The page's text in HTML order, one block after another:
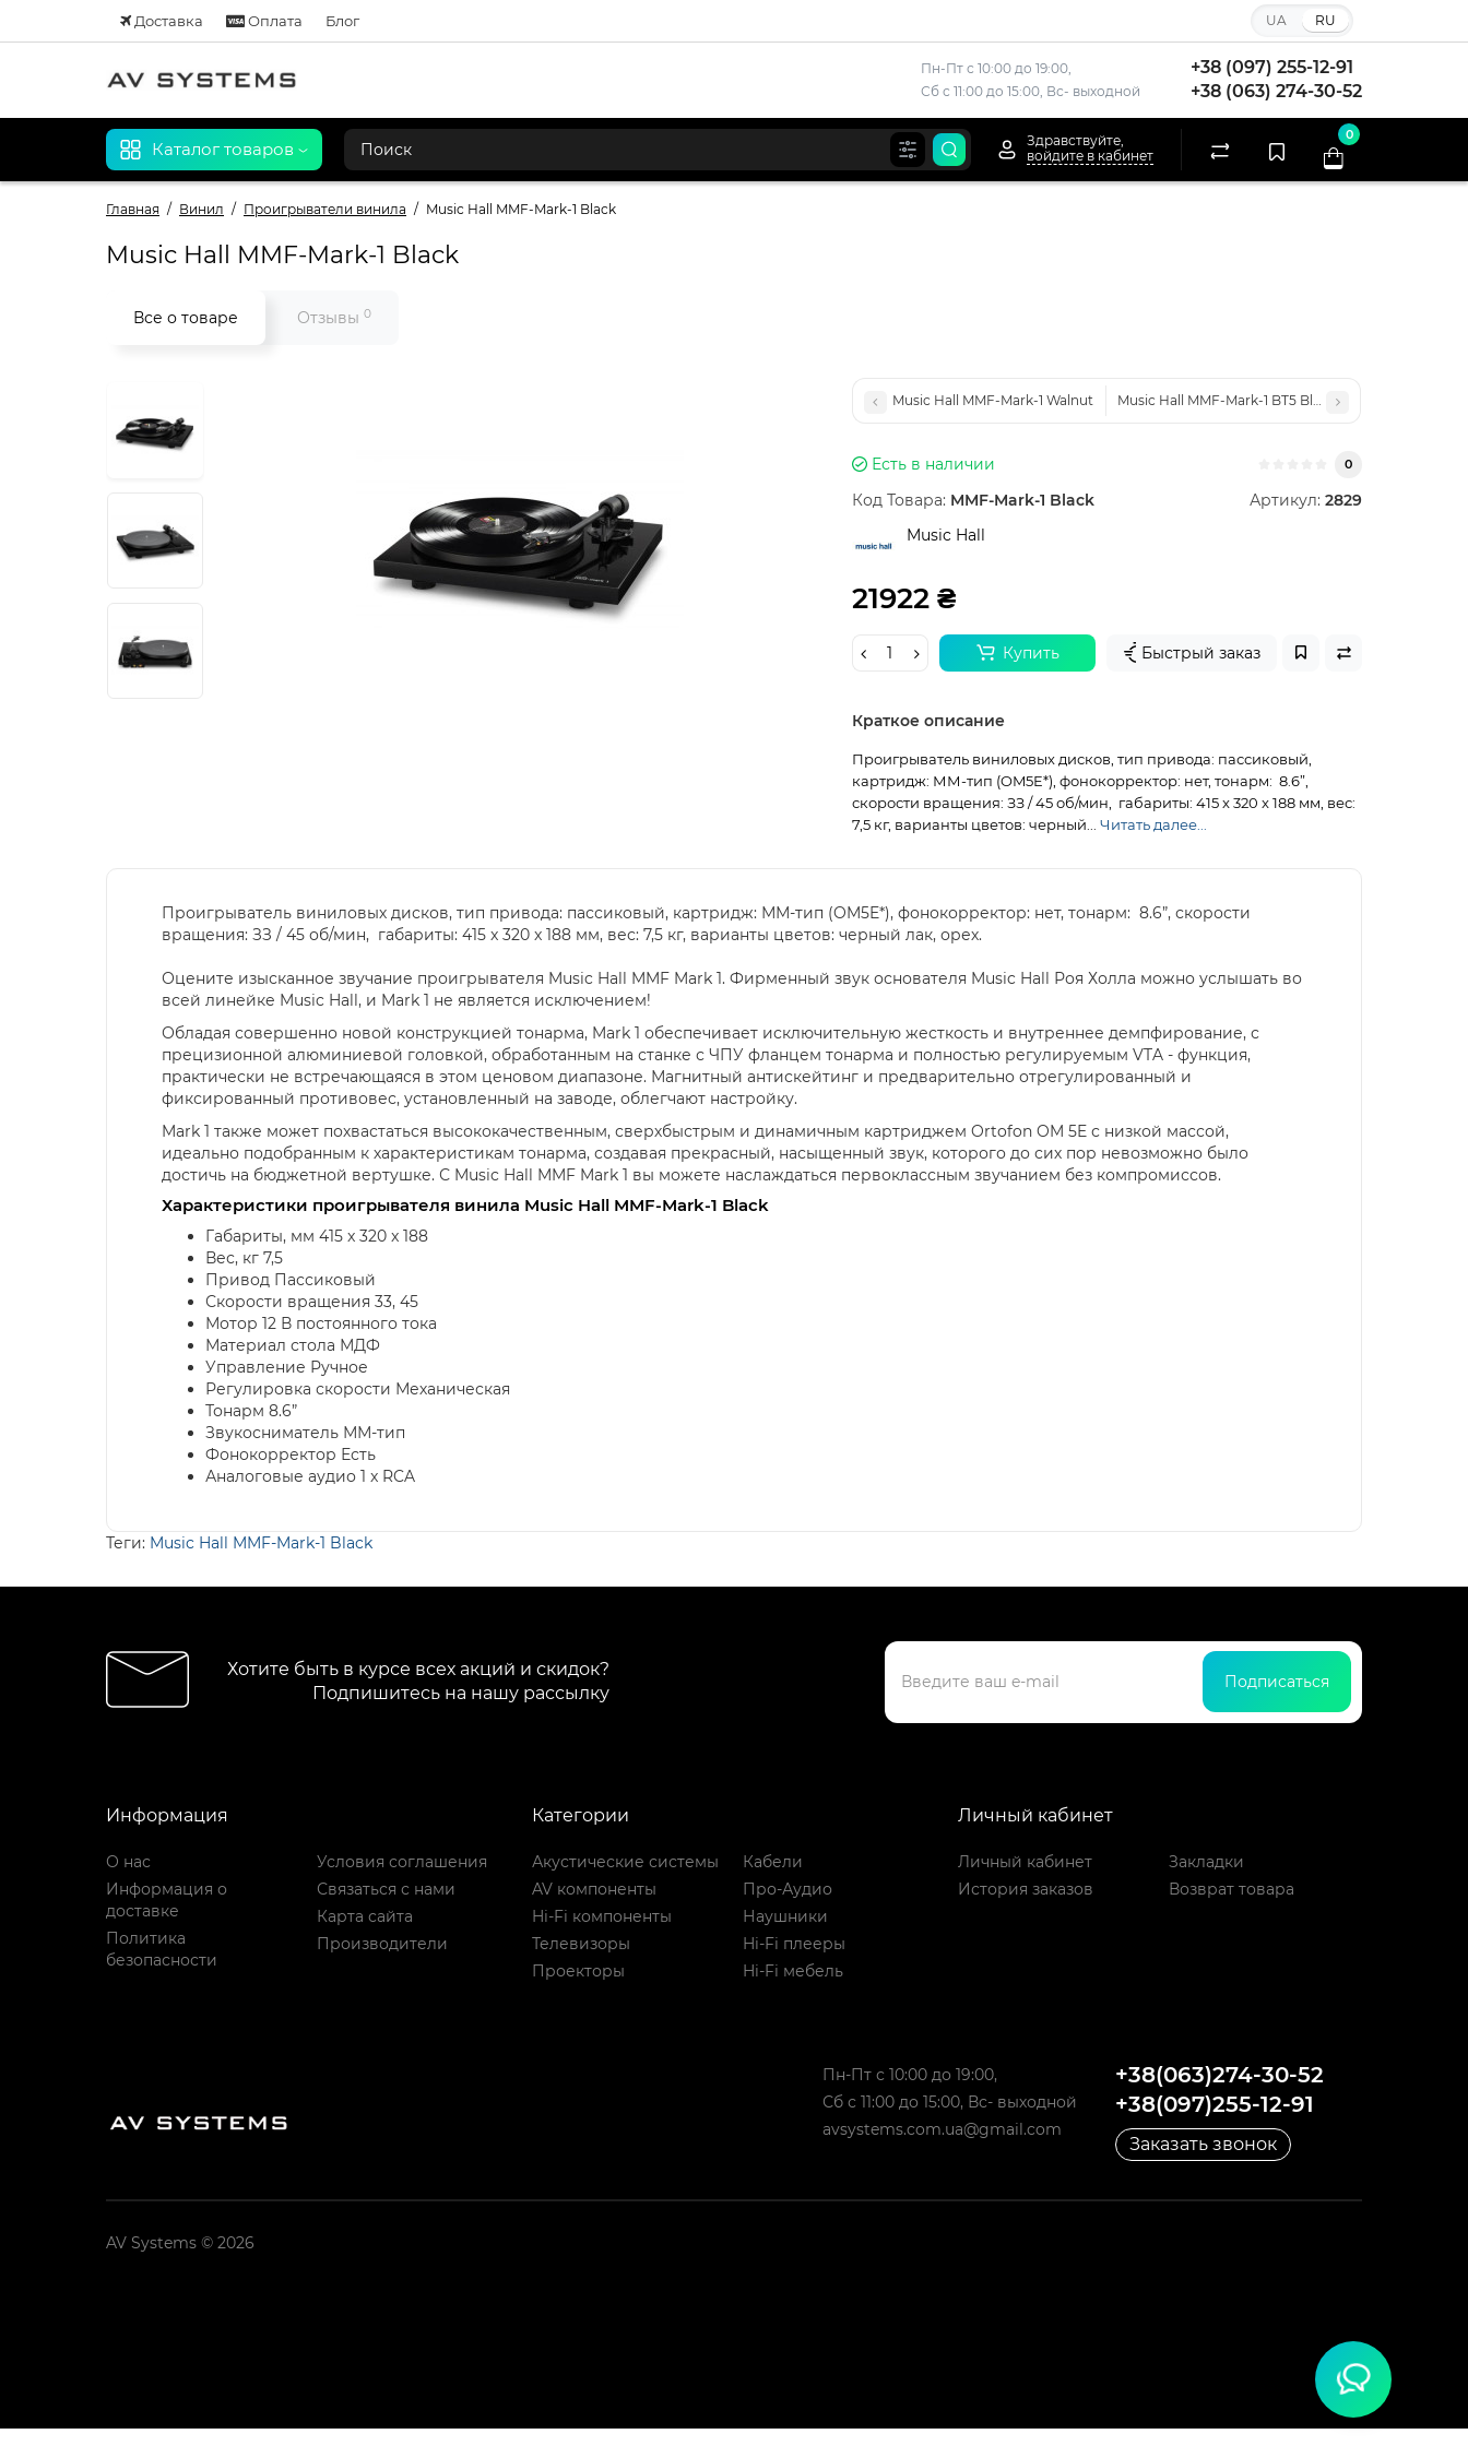
Доставка Оплата Блог UA RU
Пн-Пт с 10:00 до 19:00,
Сб с 11:00 до 15:00, Вс- выходной
+38 (097) 255-12-91
+38 (063) 274-30-52
Каталог товаров
Здравствуйте,
войдите в кабинет
0
Главная Винил Проигрыватели винила Music Hall MMF-Mark-1 Black
Music Hall MMF-Mark-1 Black
Все о товаре Отзывы 0
Music Hall MMF-Mark-1 Walnut Music Hall MMF-Mark-1 BT5 Black
Есть в наличии 0
Код Товара: MMF-Mark-1 Black Артикул: 2829
Music Hall
21922 ₴
Купить Быстрый заказ
Краткое описание
Проигрыватель виниловых дисков, тип привода: пассиковый,
картридж: ММ-тип (OM5E*), фонокорректор: нет, тонарм: 8.6”,
скорости вращения: ЗЗ / 45 об/мин, габариты: 415 x 320 x 188 мм, вес:
7,5 кг, варианты цветов: черный... Читать далее...
Проигрыватель виниловых дисков, тип привода: пассиковый, картридж: ММ-тип (OM5E*), фонокорректор: нет, тонарм: 8.6”, скорости
вращения: ЗЗ / 45 об/мин, габариты: 415 x 320 x 188 мм, вес: 7,5 кг, варианты цветов: черный лак, орех.
Оцените изысканное звучание проигрывателя Music Hall MMF Mark 1. Фирменный звук основателя Music Hall Роя Холла можно услышать во
всей линейке Music Hall, и Mark 1 не является исключением!
Обладая совершенно новой конструкцией тонарма, Mark 1 обеспечивает исключительную жесткость и внутреннее демпфирование, с
прецизионной алюминиевой головкой, обработанным на станке с ЧПУ фланцем тонарма и полностью регулируемым VTA - функция,
практически не встречающаяся в этом ценовом диапазоне. Магнитный антискейтинг и предварительно отрегулированный и
фиксированный противовес, установленный на заводе, облегчают настройку.
Mark 1 также может похвастаться высококачественным, сверхбыстрым и динамичным картриджем Ortofon OM 5E с низкой массой,
идеально подобранным к характеристикам тонарма, создавая прекрасный, насыщенный звук, которого до сих пор невозможно было
достичь на бюджетной вертушке. С Music Hall MMF Mark 1 вы можете наслаждаться первоклассным звучанием без компромиссов.
Характеристики проигрывателя винила Music Hall MMF-Mark-1 Black
Габариты, мм 415 x 320 x 188
Вес, кг 7,5
Привод Пассиковый
Скорости вращения 33, 45
Мотор 12 В постоянного тока
Материал стола МДФ
Управление Ручное
Регулировка скорости Механическая
Тонарм 8.6”
Звукосниматель ММ-тип
Фонокорректор Есть
Аналоговые аудио 1 x RCA
Теги: Music Hall MMF-Mark-1 Black
Хотите быть в курсе всех акций и скидок?
Подпишитесь на нашу рассылку
Подписаться
Информация
О нас
Информация о
доставке
Политика
безопасности
Условия соглашения
Связаться с нами
Карта сайта
Производители
Категории
Акустические системы
AV компоненты
Hi-Fi компоненты
Телевизоры
Проекторы
Кабели
Про-Аудио
Наушники
Hi-Fi плееры
Hi-Fi мебель
Личный кабинет
Личный кабинет
История заказов
Закладки
Возврат товара
Пн-Пт с 10:00 до 19:00,
Сб с 11:00 до 15:00, Вс- выходной
avsystems.com.ua@gmail.com
+38(063)274-30-52
+38(097)255-12-91
Заказать звонок
AV Systems © 2026